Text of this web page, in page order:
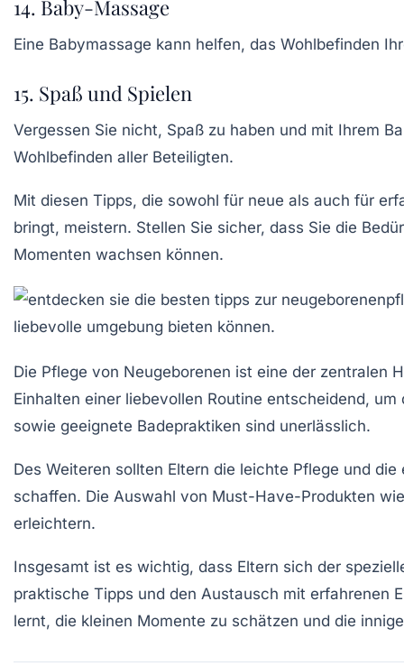
14. Baby-Massage
Eine Babymassage kann helfen, das Wohlbefinden
15. Spaß und Spielen
Vergessen Sie nicht, Spaß zu haben und mit Ihrem
Wohlbefinden aller Beteiligten.
Mit diesen Tipps, die sowohl für neue als auch für
bringt, meistern. Stellen Sie sicher, dass Sie die
Momenten wachsen können.
Die Pflege von Neugeborenen ist eine der zentralen
Einhalten einer liebevollen Routine entscheidend,
sowie geeignete Badepraktiken sind unerlässlich.
Des Weiteren sollten Eltern die leichte Pflege und die
schaffen. Die Auswahl von Must-Have-Produkten
erleichtern.
Insgesamt ist es wichtig, dass Eltern sich der
praktische Tipps und den Austausch mit erfahrenen
lernt, die kleinen Momente zu schätzen und die